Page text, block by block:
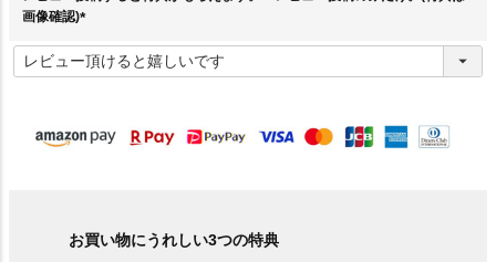
画像確認)
必
須
お買い物にうれしい3つの特典